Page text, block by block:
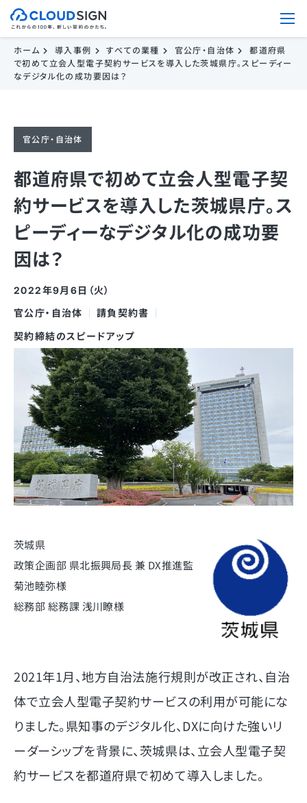
ホーム 導入事例 すべての業種 官公庁・自治体
都道府県
で初めて立会人型電子契約サービスを導入した茨城県庁。スピーディー
なデジタル化の成功要因は？
官公庁・自治体
都道府県で初めて立会人型電子契
約サービスを導入した茨城県庁。ス
ピーディーなデジタル化の成功要
因は？
2022年9月6日（火）
官公庁・自治体
請負契約書
契約締結のスピードアップ
茨城県
政策企画部 県北振興局長 兼 DX推進監
菊池睦弥様
総務部 総務課 浅川瞭様
2021年1月、地方自治法施行規則が改正され、自治
体で立会人型電子契約サービスの利用が可能にな
りました。県知事のデジタル化、DXに向けた強いリ
ーダーシップを背景に、茨城県は、立会人型電子契
約サービスを都道府県で初めて導入しました。